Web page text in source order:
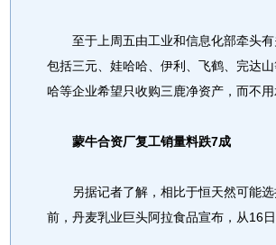
至于上周五由工业和信息化部牵头有
包括三元、娃哈哈、伊利、飞鹤、完达
哈等企业希望只收购三鹿净资产，而不用
蒙牛合资厂复工销量料跌7成
另据记者了解，相比于恒天然可能选
前，丹麦乳业巨头阿拉食品宣布，从16